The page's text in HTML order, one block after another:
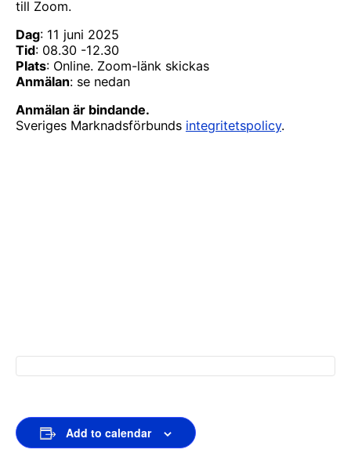
till Zoom.
Dag: 11 juni 2025
Tid: 08.30 -12.30
Plats: Online. Zoom-länk skickas
Anmälan: se nedan
Anmälan är bindande.
Sveriges Marknadsförbunds integritetspolicy.
Add to calendar